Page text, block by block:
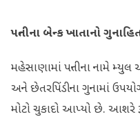
પત્નીના બેન્ક ખાતાનો
મહેસાણામાં પત્નીના નામે મ્યુલ
અને છેતરપિંડીના ગુનામાં
મોટો ચુકાદો આપ્યો છે. આશરે